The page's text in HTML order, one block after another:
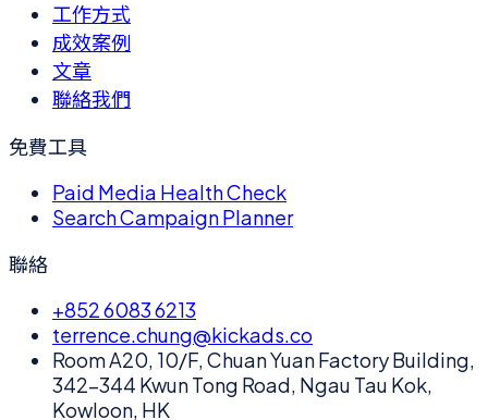
工作方式
成效案例
文章
聯絡我們
免費工具
Paid Media Health Check
Search Campaign Planner
聯絡
+852 6083 6213
terrence.chung@kickads.co
Room A20, 10/F, Chuan Yuan Factory Building,
342-344 Kwun Tong Road, Ngau Tau Kok,
Kowloon, HK